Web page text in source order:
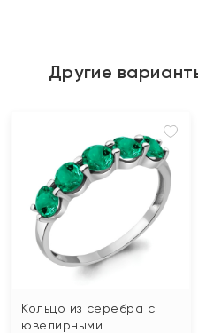
Другие
Кольцо из серебра с
ювелирными